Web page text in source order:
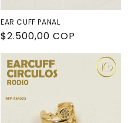
EAR CUFF PANAL
Precio
habitual
$2.500,00 COP